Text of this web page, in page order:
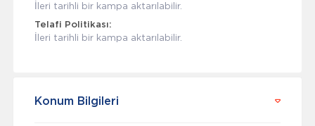
İleri tarihli bir kampa aktarılabilir.
Telafi Politikası:
İleri tarihli bir kampa aktarılabilir.
Konum Bilgileri